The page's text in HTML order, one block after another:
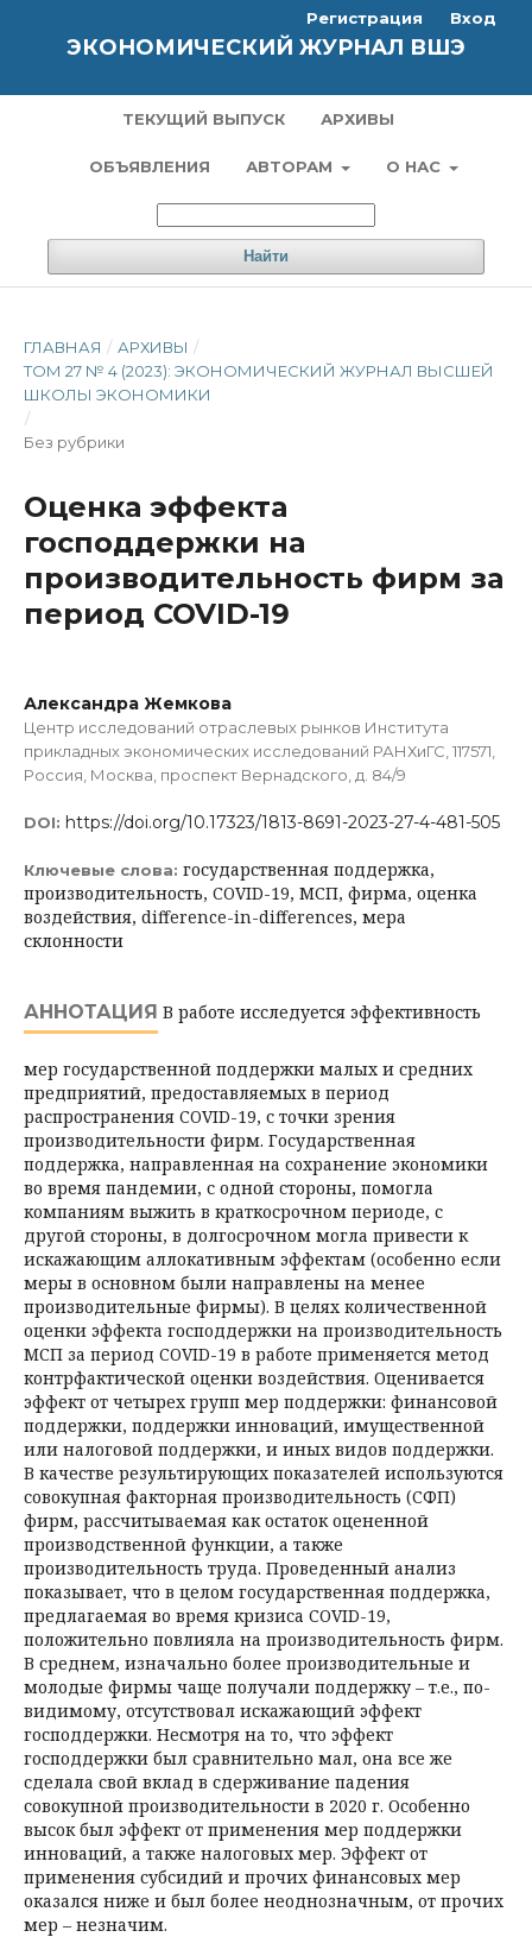
ЭКОНОМИЧЕСКИЙ ЖУРНАЛ ВШЭ
ТЕКУЩИЙ ВЫПУСК АРХИВЫ
ОБЪЯВЛЕНИЯ АВТОРАМ О НАС
Найти
Регистрация Вход
ГЛАВНАЯ / АРХИВЫ /
ТОМ 27 № 4 (2023): ЭКОНОМИЧЕСКИЙ ЖУРНАЛ ВЫСШЕЙ
ШКОЛЫ ЭКОНОМИКИ
/
Без рубрики
Оценка эффекта
господдержки на
производительность фирм за
период COVID-19
Александра Жемкова
Центр исследований отраслевых рынков Института
прикладных экономических исследований РАНХиГС, 117571,
Россия, Москва, проспект Вернадского, д. 84/9
DOI: https://doi.org/10.17323/1813-8691-2023-27-4-481-505
Ключевые слова: государственная поддержка,
производительность, COVID-19, МСП, фирма, оценка
воздействия, difference-in-differences, мера
склонности
АННОТАЦИЯ В работе исследуется эффективность
мер государственной поддержки малых и средних
предприятий, предоставляемых в период
распространения COVID-19, с точки зрения
производительности фирм. Государственная
поддержка, направленная на сохранение экономики
во время пандемии, с одной стороны, помогла
компаниям выжить в краткосрочном периоде, с
другой стороны, в долгосрочном могла привести к
искажающим аллокативным эффектам (особенно если
меры в основном были направлены на менее
производительные фирмы). В целях количественной
оценки эффекта господдержки на производительность
МСП за период COVID-19 в работе применяется метод
контрфактической оценки воздействия. Оценивается
эффект от четырех групп мер поддержки: финансовой
поддержки, поддержки инноваций, имущественной
или налоговой поддержки, и иных видов поддержки.
В качестве результирующих показателей используются
совокупная факторная производительность (СФП)
фирм, рассчитываемая как остаток оцененной
производственной функции, а также
производительность труда. Проведенный анализ
показывает, что в целом государственная поддержка,
предлагаемая во время кризиса COVID-19,
положительно повлияла на производительность фирм.
В среднем, изначально более производительные и
молодые фирмы чаще получали поддержку – т.е., по-
видимому, отсутствовал искажающий эф­фект
господдержки. Несмотря на то, что эффект
господдержки был сравнительно мал, она все же
сделала свой вклад в сдерживание падения
совокупной производительности в 2020 г. Особенно
высок был эффект от применения мер поддержки
инноваций, а также налоговых мер. Эффект от
применения субсидий и прочих финансовых мер
оказался ниже и был более неоднозначным, от прочих
мер – незначим.